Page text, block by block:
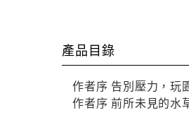
產品目錄
作者序 告別壓力，玩
作者序 前所未見的水